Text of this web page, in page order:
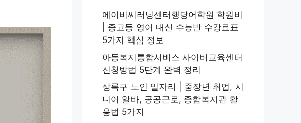
에이비씨러닝센터행당어학원 학원비
| 중고등 영어 내신 수능반 수강료표
5가지 핵심 정보
아동복지통합서비스 사이버교육센터
신청방법 5단계 완벽 정리
상록구 노인 일자리 | 중장년 취업, 시
니어 알바, 공공근로, 종합복지관 활
용법 5가지